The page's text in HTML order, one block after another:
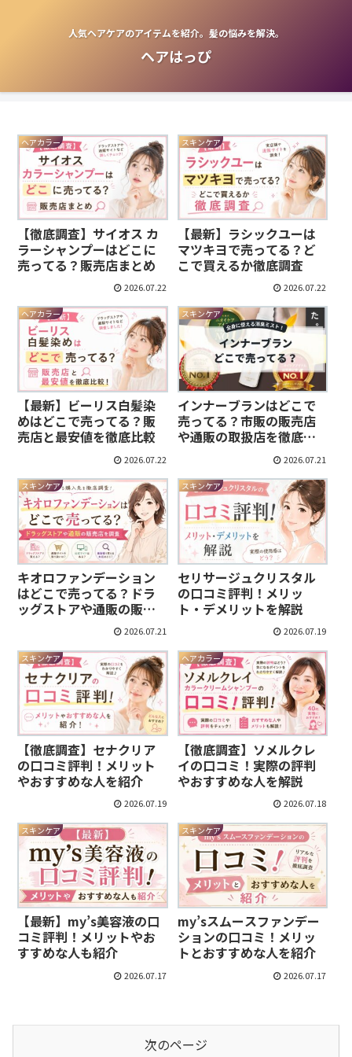
人気ヘアケアのアイテムを紹介。髪の悩みを解決。
ヘアはっぴ
ヘアカラー
【徹底調査】サイオス カ
ラーシャンプーはどこに
売ってる？販売店まとめ
2026.07.22
スキンケア
【最新】ラシックユーは
マツキヨで売ってる？ど
こで買えるか徹底調査
2026.07.22
ヘアカラー
【最新】ビーリス白髪染
めはどこで売ってる？販
売店と最安値を徹底比較
2026.07.22
スキンケア
インナーブランはどこで
売ってる？市販の販売店
や通販の取扱店を徹底調
2026.07.21
スキンケア
キオロファンデーション
はどこで売ってる？ドラ
ッグストアや通販の販売
2026.07.21
スキンケア
セリサージュクリスタル
の口コミ評判！メリッ
ト・デメリットを解説
2026.07.19
スキンケア
【徹底調査】セナクリア
の口コミ評判！メリット
やおすすめな人を紹介
2026.07.19
ヘアカラー
【徹底調査】ソメルクレ
イの口コミ！実際の評判
やおすすめな人を解説
2026.07.18
スキンケア
【最新】my’s美容液の口
コミ評判！メリットやお
すすめな人も紹介
2026.07.17
スキンケア
my’sスムースファンデー
ションの口コミ！メリッ
トとおすすめな人を紹介
2026.07.17
次のページ